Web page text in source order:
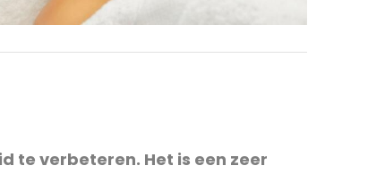
te verbeteren. Het is een zeer